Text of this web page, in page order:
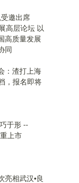
邀出席
高层论坛 以
高质量发展
同
：渣打上海
，报名即将
于形 --
上市
亮相武汉•良